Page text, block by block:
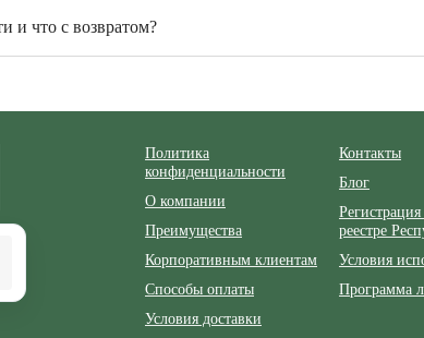
и что с возвратом?
Политика
конфиденциальности
О компании
Преимущества
Корпоративным клиентам
Способы оплаты
Условия доставки
Контакты
Блог
реестре
Условия
Программа